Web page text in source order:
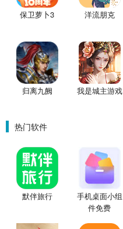
保卫萝卜3 洋流朋克
归离九阙 我是城主游戏
热门软件
默伴旅行
手机桌面小组
件免费